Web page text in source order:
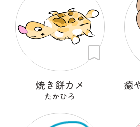
焼き餅カメ
たかひろ